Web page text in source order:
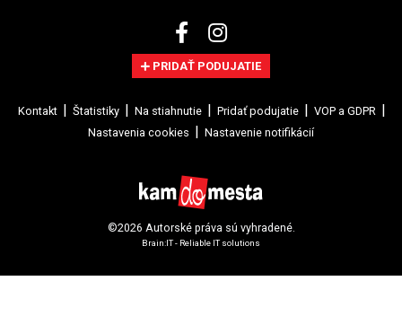
PRIDAŤ PODUJATIE
Kontakt Štatistiky Na stiahnutie Pridať podujatie
VOP a GDPR
Nastavenia cookies
Nastavenie notifikácií
©2026 Autorské práva sú vyhradené.
Brain:IT - Reliable IT solutions